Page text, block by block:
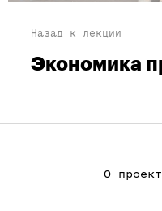
Назад к лекции
Экономика
О